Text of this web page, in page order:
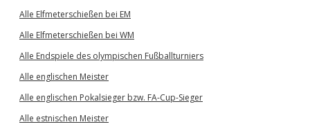
Alle Elfmeterschießen bei EM
Alle Elfmeterschießen bei WM
Alle Endspiele des olympischen Fußballturniers
Alle englischen Meister
Alle englischen Pokalsieger bzw. FA-Cup-Sieger
Alle estnischen Meister